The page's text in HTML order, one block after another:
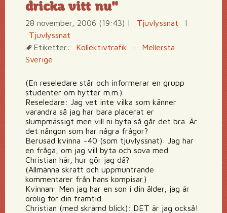
dricka vitt nu"
28 november, 2006 (19:43) | Tjuvlyssnat
|
Tjuvlyssnat
Etiketter:
Kollektivtrafik ·
Mellersta
Sverige
(En reseledare står och informerar en grupp
studenter om hytter m.m.)
Reseledare: Jag vet inte vilka som känner
varandra så jag har bara placerat er
slumpmässigt men vill ni byta så går det bra. Är
det nångon som har några frågor?
Berusad kvinna ~40 (som tjuvlyssnat): Jag har
en fråga, om jag vill byta och sova med
Christian här, hur gör jag då?
(Allmänna skratt och uppmuntrande
kommentarer från hans kompisar.)
Kvinnan: Men jag har en son i din ålder, jag är
orolig för din framtid.
Christian (med skrämd blick): DET är jag också!